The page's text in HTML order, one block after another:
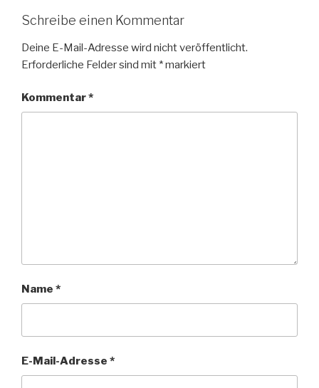
Schreibe einen Kommentar
Deine E-Mail-Adresse wird nicht veröffentlicht.
Erforderliche Felder sind mit *markiert
Kommentar*
Name *
E-Mail-Adresse *